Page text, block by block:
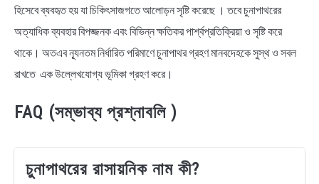
হিসেবে ব্যবহৃত হয় যা চিকিৎসাজগতে আলোড়ন সৃষ্টি করেছে । তবে চুনাপাথরের
অত্যাধিক ব্যবহার বিপজ্জনক এবং বিভিন্ন ক্ষতিকর পার্শ্বপ্রতিক্রিয়া ও সৃষ্টি করে
থাকে। অতএব ন্যূনতম নির্ধারিত পরিমাণে চুনাপাথর গ্রহণ মানবদেহকে সুস্থ ও সবল
রাখতে এক উল্লেখযোগ্য ভূমিকা গ্রহণ করে।
FAQ (সম্ভাব্য প্রশ্নাবলি )
চুনাপাথরের রাসায়নিক নাম কী?